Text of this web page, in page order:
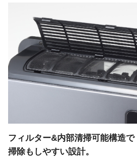
フィルター&内部清掃可能構造で
掃除もしやすい設計。